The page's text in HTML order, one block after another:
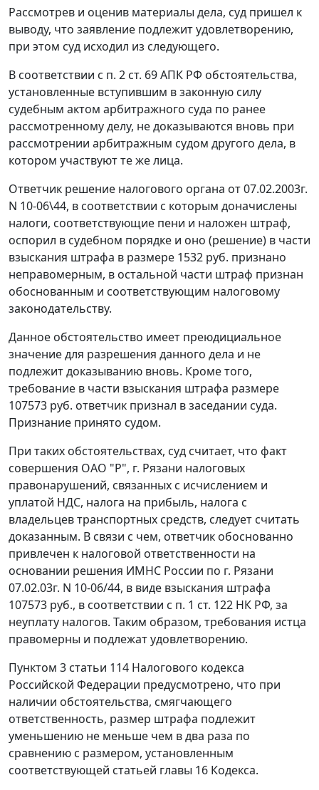
Рассмотрев и оценив материалы дела, суд пришел к
выводу, что заявление подлежит удовлетворению,
при этом суд исходил из следующего.
В соответствии с п. 2 ст. 69АПК РФ обстоятельства,
установленные вступившим в законную силу
судебным актом арбитражного суда по ранее
рассмотренному делу, не доказываются вновь при
рассмотрении арбитражным судом другого дела, в
котором участвуют те же лица.
Ответчик решение налогового органа от 07.02.2003г.
N 10-06\44, в соответствии с которым доначислены
налоги, соответствующие пени и наложен штраф,
оспорил в судебном порядке и оно (решение) в части
взыскания штрафа в размере 1532 руб. признано
неправомерным, в остальной части штраф признан
обоснованным и соответствующим налоговому
законодательству.
Данное обстоятельство имеет преюдициальное
значение для разрешения данного дела и не
подлежит доказыванию вновь. Кроме того,
требование в части взыскания штрафа размере
107573 руб. ответчик признал в заседании суда.
Признание принято судом.
При таких обстоятельствах, суд считает, что факт
совершения ОАО "Р", г. Рязани налоговых
правонарушений, связанных с исчислением и
уплатой НДС, налога на прибыль, налога с
владельцев транспортных средств, следует считать
доказанным. В связи с чем, ответчик обоснованно
привлечен к налоговой ответственности на
основании решения ИМНС России по г. Рязани
07.02.03г. N 10-06/44, в виде взыскания штрафа
107573 руб., в соответствии с п. 1 ст. 122 НК РФ, за
неуплату налогов. Таким образом, требования истца
правомерны и подлежат удовлетворению.
Пунктом 3 статьи 114 Налогового кодекса
Российской Федерации предусмотрено, что при
наличии обстоятельства, смягчающего
ответственность, размер штрафа подлежит
уменьшению не меньше чем в два раза по
сравнению с размером, установленным
соответствующей статьей главы 16 Кодекса.